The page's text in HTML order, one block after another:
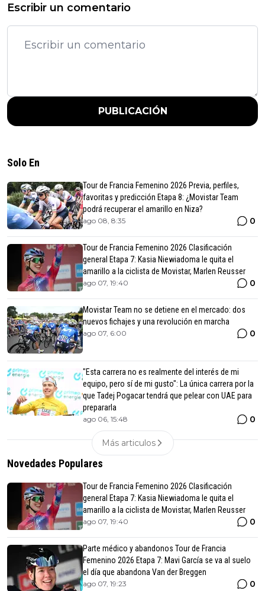
Escribir un comentario
PUBLICACIÓN
Solo En
Tour de Francia Femenino 2026 Previa, perfiles,
favoritas y predicción Etapa 8: ¿Movistar Team
podrá recuperar el amarillo en Niza?
ago 08, 8:35 0
Tour de Francia Femenino 2026 Clasificación
general Etapa 7: Kasia Niewiadoma le quita el
amarillo a la ciclista de Movistar, Marlen Reusser
ago 07, 19:40 0
Movistar Team no se detiene en el mercado: dos
nuevos fichajes y una revolución en marcha
ago 07, 6:00 0
"Esta carrera no es realmente del interés de mi
equipo, pero sí de mi gusto": La única carrera por la
que Tadej Pogacar tendrá que pelear con UAE para
prepararla
ago 06, 15:48 0
Más articulos
Novedades Populares
Tour de Francia Femenino 2026 Clasificación
general Etapa 7: Kasia Niewiadoma le quita el
amarillo a la ciclista de Movistar, Marlen Reusser
ago 07, 19:40 0
Parte médico y abandonos Tour de Francia
Femenino 2026 Etapa 7: Mavi García se va al suelo
el día que abandona Van der Breggen
ago 07, 19:23 0